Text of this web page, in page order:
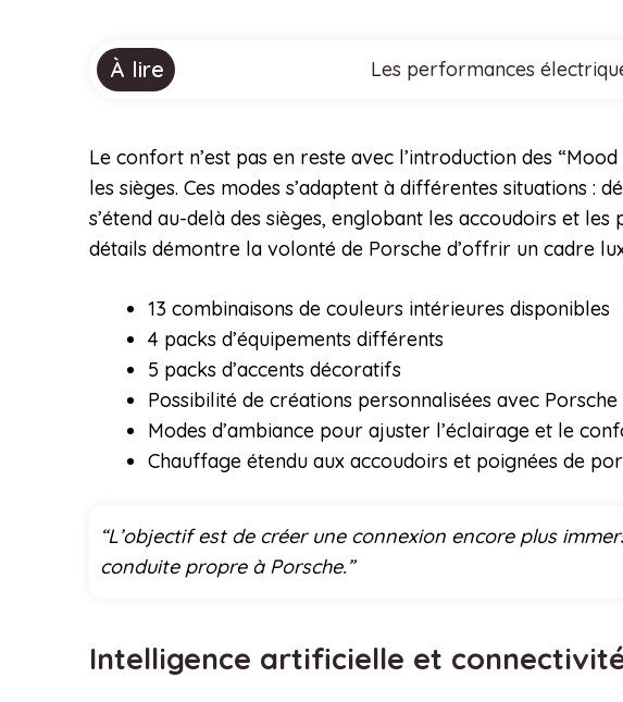
À lire Les performances
Le confort n’est pas en reste avec l’introduction des
les sièges. Ces modes s’adaptent à différentes situations
s’étend au-delà des sièges, englobant les accoudoirs et
détails démontre la volonté de Porsche d’offrir un cadre
13 combinaisons de couleurs intérieures disponibles
4 packs d’équipements différents
5 packs d’accents décoratifs
Possibilité de créations personnalisées avec
Modes d’ambiance pour ajuster l’éclairage et le
Chauffage étendu aux accoudoirs et poignées de
“L’objectif est de créer une connexion encore plus
conduite propre à Porsche.”
Intelligence artificielle et